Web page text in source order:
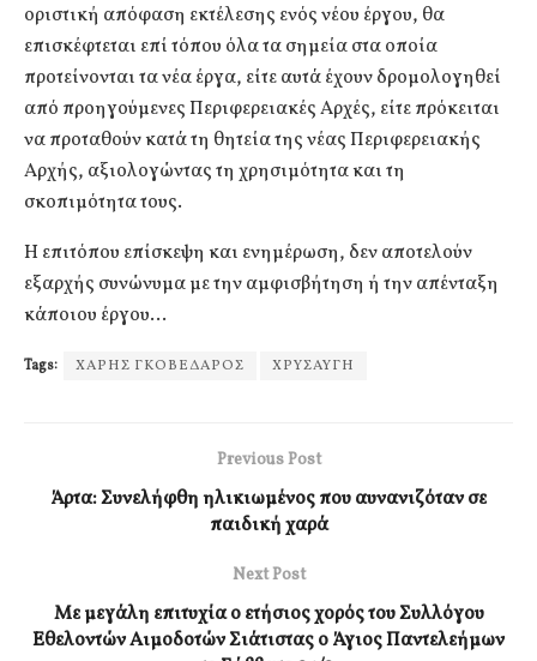
οριστική απόφαση εκτέλεσης ενός νέου έργου, θα
επισκέφτεται επί τόπου όλα τα σημεία στα οποία
προτείνονται τα νέα έργα, είτε αυτά έχουν δρομολογηθεί
από προηγούμενες Περιφερειακές Αρχές, είτε πρόκειται
να προταθούν κατά τη θητεία της νέας Περιφερειακής
Αρχής, αξιολογώντας τη χρησιμότητα και τη
σκοπιμότητα τους.
Η επιτόπου επίσκεψη και ενημέρωση, δεν αποτελούν
εξαρχής συνώνυμα με την αμφισβήτηση ή την απένταξη
κάποιου έργου…
Tags: ΧΑΡΗΣ ΓΚΟΒΕΔΑΡΟΣ ΧΡΥΣΑΥΓΗ
Previous Post
Άρτα: Συνελήφθη ηλικιωμένος που αυνανιζόταν σε
παιδική χαρά
Next Post
Με μεγάλη επιτυχία ο ετήσιος χορός του Συλλόγου
Εθελοντών Αιμοδοτών Σιάτιστας ο Άγιος Παντελεήμων